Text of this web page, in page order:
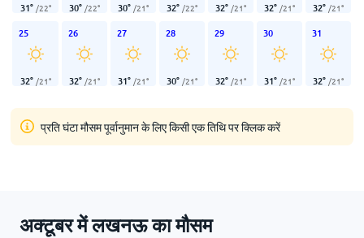
31° /22° 30° /22° 30° /21° 32° /22° 32° /21° 32° /21° 32° /21°
25
32° /21°
26
32° /21°
27
31° /21°
28
30° /21°
29
32° /21°
30
31° /21°
31
32° /21°
प्रति घंटा मौसम पूर्वानुमान के लिए किसी एक तिथि पर क्लिक करें
अक्टूबर में लखनऊ का मौसम